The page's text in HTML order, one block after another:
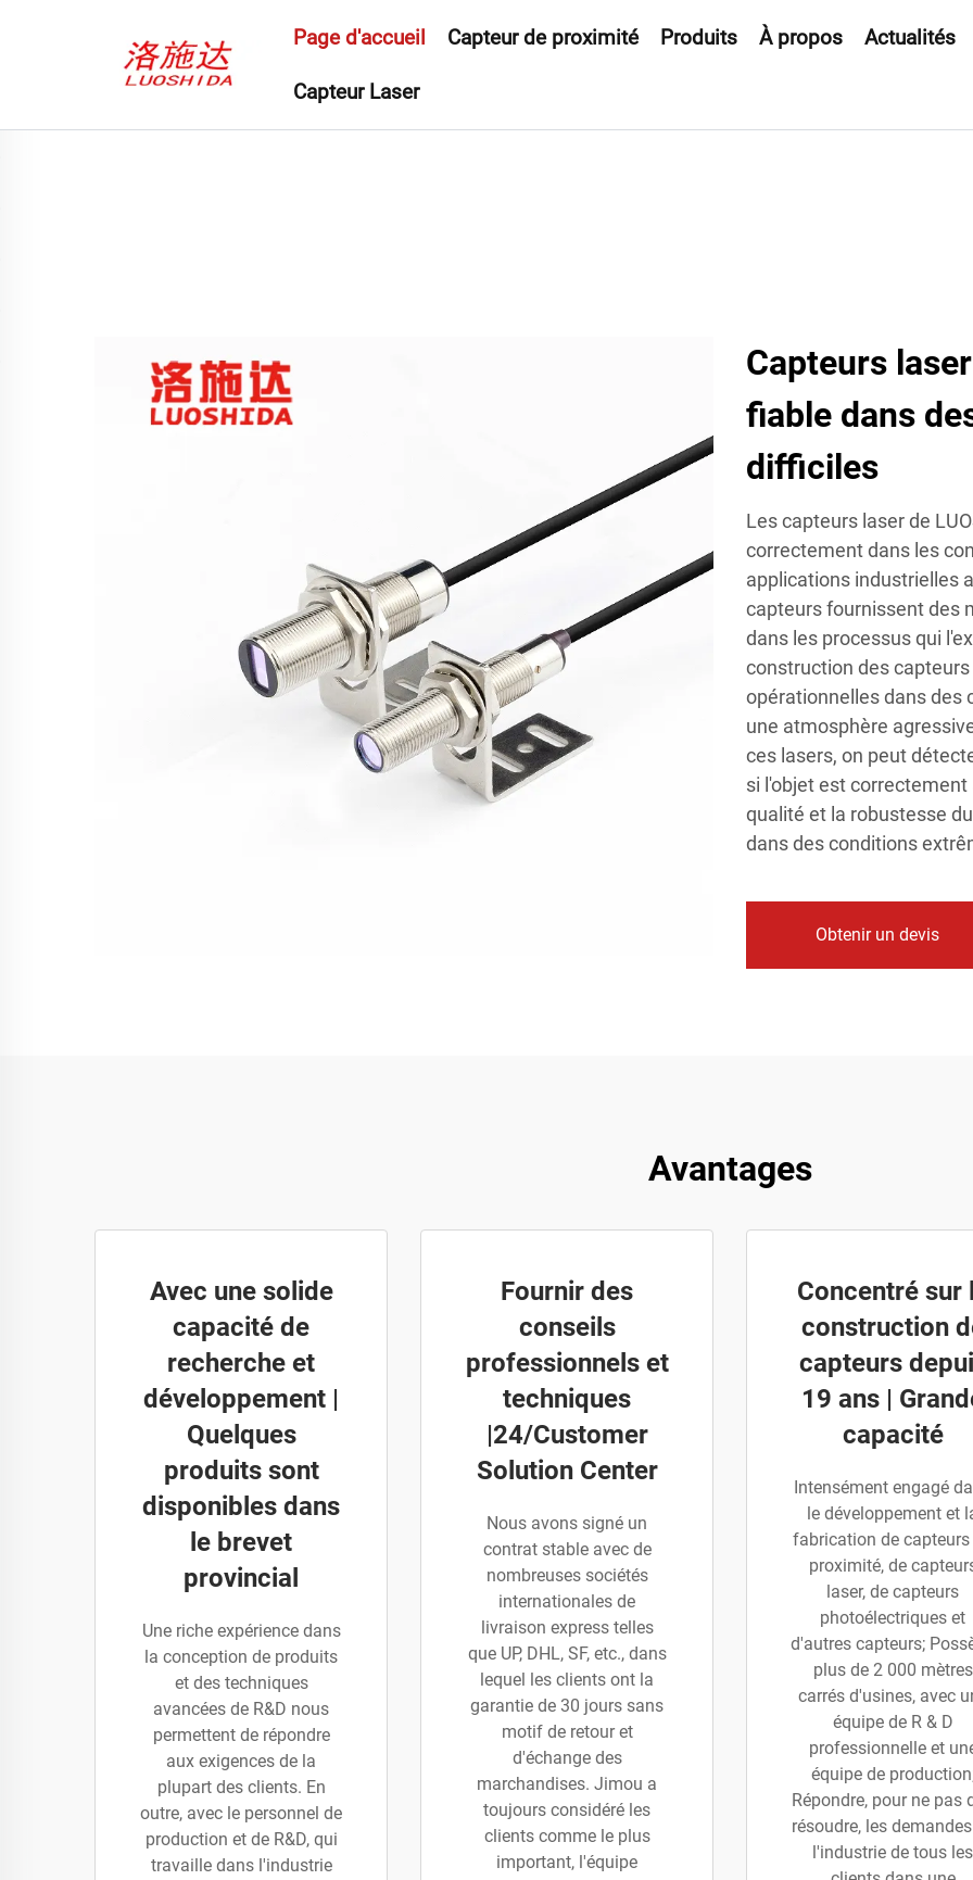
Page d'accueil Capteur de proximité Produits À propos Actualités
Capteur Laser
Capteurs
fiable dans
difficiles
Les capteurs laser de
correctement dans les
applications industrielles
capteurs fournissent des
dans les processus qui
construction des
opérationnelles dans des
une atmosphère
ces lasers, on peut
si l'objet est
qualité et la robustesse
dans des conditions
Obtenir un devis
Avantages
Avec une solide
capacité de
recherche et
développement |
Quelques
produits sont
disponibles dans
le brevet
provincial
Une riche expérience dans
la conception de produits
et des techniques
avancées de R&D nous
permettent de répondre
aux exigences de la
plupart des clients. En
outre, avec le personnel de
production et de R&D, qui
travaille dans l'industrie
Fournir des
conseils
professionnels et
techniques
|24/Customer
Solution Center
Nous avons signé un
contrat stable avec de
nombreuses sociétés
internationales de
livraison express telles
que UP, DHL, SF, etc., dans
lequel les clients ont la
garantie de 30 jours sans
motif de retour et
d'échange des
marchandises. Jimou a
toujours considéré les
clients comme le plus
important, l'équipe
Concentré sur
construction
capteurs
19 ans |
capacité
Intensément engagé
le développement et
fabrication de capteurs
proximité, de
laser, de capteurs
photoélectriques et
d'autres capteurs;
plus de 2 000 mètres
carrés d'usines, avec
équipe de R & D
professionnelle et
équipe de
Répondre, pour ne pas
résoudre, les
l'industrie de tous les